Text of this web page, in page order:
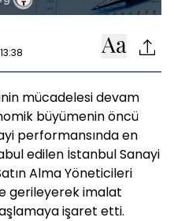
mücadelesi devam
büyümenin öncü
performansında en
edilen İstanbul Sanayi
Alma Yöneticileri
gerileyerek imalat
işaret etti.